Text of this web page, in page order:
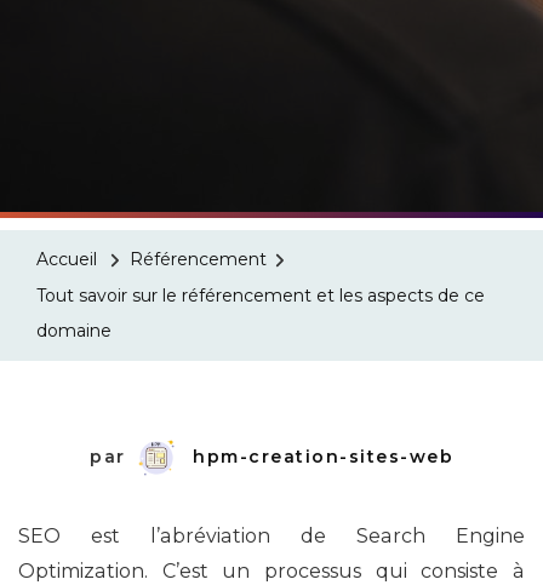
Accueil
Référencement
Tout savoir sur le référencement et les aspects de ce
domaine
par hpm-creation-sites-web
SEO est l’abréviation de Search Engine
Optimization. C’est un processus qui consiste à